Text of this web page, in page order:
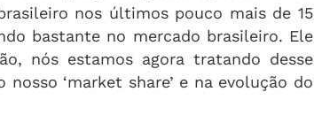
nos últimos pouco mais de 15
bastante no mercado brasileiro. Ele
nós estamos agora tratando desse
‘market share’ e na evolução do